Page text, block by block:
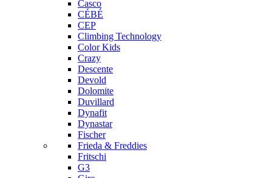
Casco
CÉBÉ
CEP
Climbing Technology
Color Kids
Crazy
Descente
Devold
Dolomite
Duvillard
Dynafit
Dynastar
Fischer
Frieda & Freddies
Fritschi
G3